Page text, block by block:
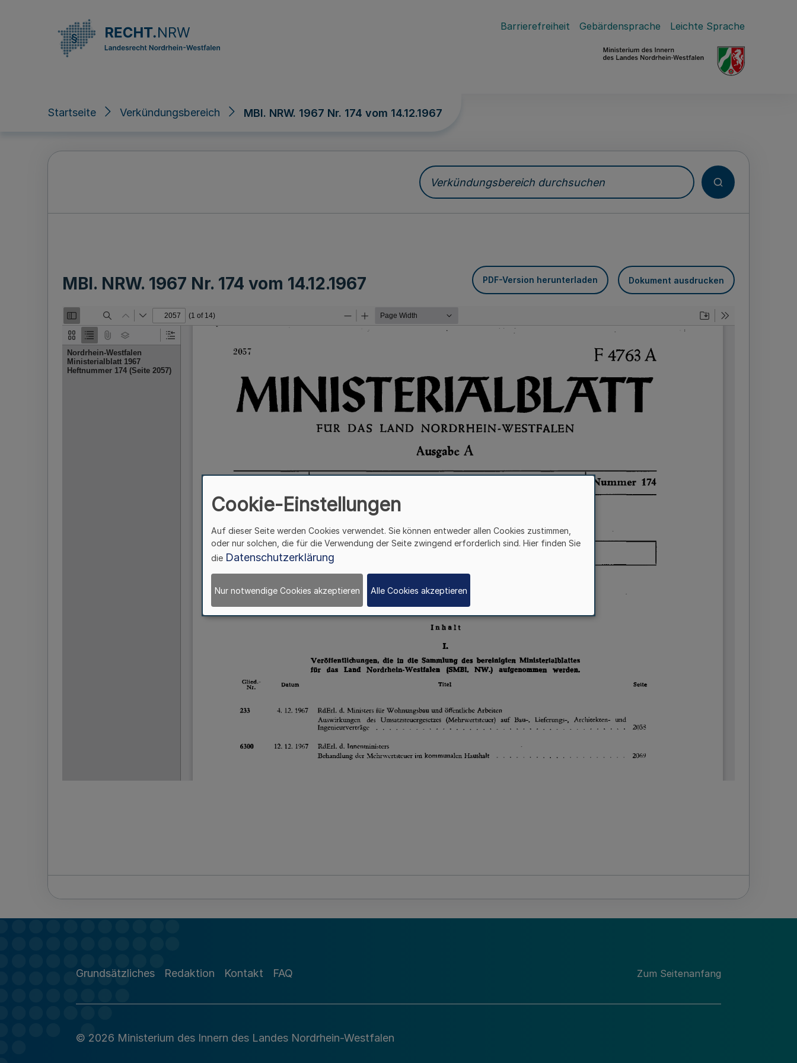
Barrierefreiheit Gebärdensprache Leichte Sprache
Startseite Verkündungsbereich MBl. NRW. 1967 Nr. 174 vom 14.12.1967
Verkündungsbereich durchsuchen
MBl. NRW. 1967 Nr. 174 vom 14.12.1967 PDF-Version herunterladen Dokument ausdrucken
Grundsätzliches Redaktion Kontakt FAQ Zum Seitenanfang
© 2026 Ministerium des Innern des Landes Nordrhein-Westfalen
Cookie-Einstellungen
Auf dieser Seite werden Cookies verwendet. Sie können entweder allen Cookies zustimmen,
oder nur solchen, die für die Verwendung der Seite zwingend erforderlich sind. Hier finden Sie
die Datenschutzerklärung
Nur notwendige Cookies akzeptieren Alle Cookies akzeptieren